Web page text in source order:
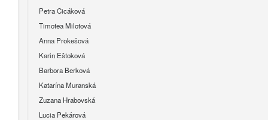
Petra Cicáková
Timotea Milotová
Anna Prokešová
Karin Eštoková
Barbora Berková
Katarína Muranská
Zuzana Hrabovská
Lucia Pekárová